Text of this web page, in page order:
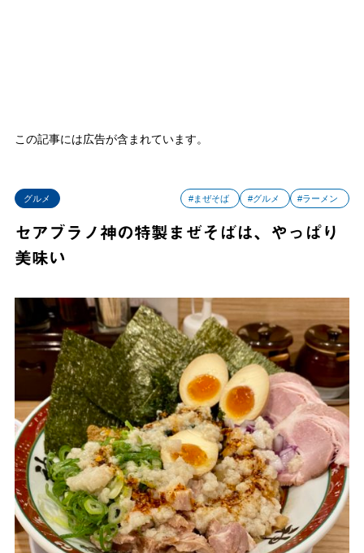
この記事には広告が含まれています。
グルメ #まぜそば #グルメ #ラーメン
セアブラノ神の特製まぜそばは、やっぱり
美味い